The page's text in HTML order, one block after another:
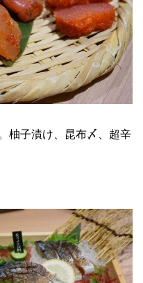
柚子漬け、昆布〆、超辛